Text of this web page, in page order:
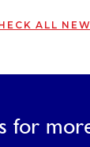
ALL
for